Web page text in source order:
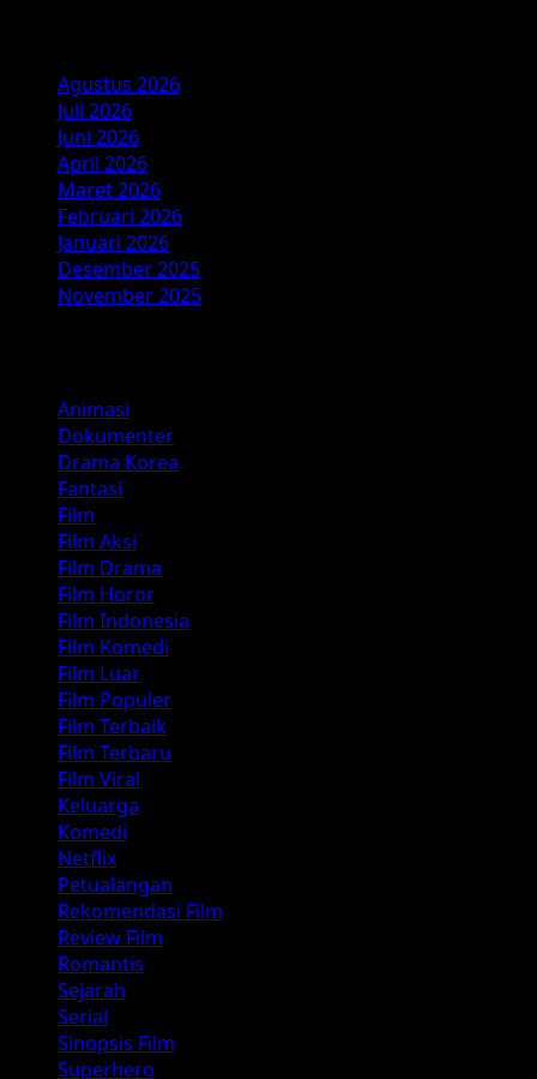
Agustus 2026
Juli 2026
Juni 2026
April 2026
Maret 2026
Februari 2026
Januari 2026
Desember 2025
November 2025
Animasi
Dokumenter
Drama Korea
Fantasi
Film
Film Aksi
Film Drama
Film Horor
Film Indonesia
Film Komedi
Film Luar
Film Populer
Film Terbaik
Film Terbaru
Film Viral
Keluarga
Komedi
Netflix
Petualangan
Rekomendasi Film
Review Film
Romantis
Sejarah
Serial
Sinopsis Film
Superhero